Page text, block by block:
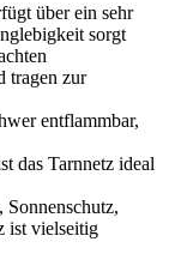
über ein sehr
sorgt
tragen zur
entflammbar,
das Tarnnetz ideal
Sonnenschutz,
ist vielseitig